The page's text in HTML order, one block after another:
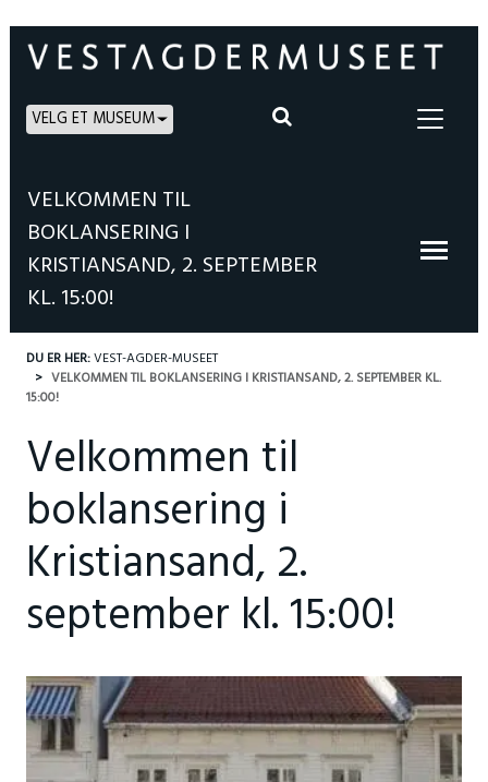
VELG ET MUSEUM
VELKOMMEN TIL
BOKLANSERING I
KRISTIANSAND, 2. SEPTEMBER
KL. 15:00!
DU ER HER:VEST-AGDER-MUSEET
VELKOMMEN TIL BOKLANSERING I KRISTIANSAND, 2. SEPTEMBER KL.
15:00!
Velkommen til
boklansering i
Kristiansand, 2.
september kl. 15:00!